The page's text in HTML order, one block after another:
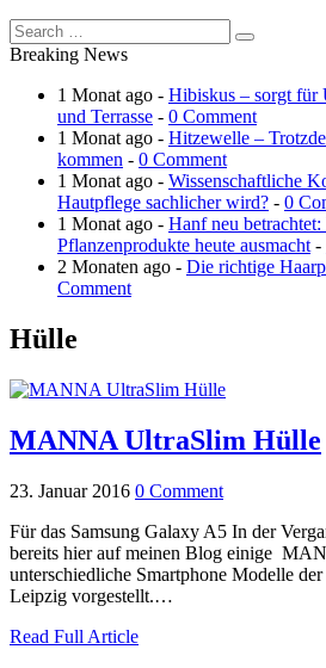
Breaking News
1 Monat ago - Hibiskus – sorgt für
und Terrasse - 0 Comment
1 Monat ago - Hitzewelle –
kommen - 0 Comment
1 Monat ago - Wissenschaftliche
Hautpflege sachlicher wird? - 0
1 Monat ago - Hanf neu betrachtet:
Pflanzenprodukte heute ausmacht -
2 Monaten ago - Die richtige
Comment
Hülle
MANNA UltraSlim Hülle
23. Januar 2016 0 Comment
Für das Samsung Galaxy A5 In der
bereits hier auf meinen Blog einige
unterschiedliche Smartphone Modelle
Leipzig vorgestellt.…
Read Full Article